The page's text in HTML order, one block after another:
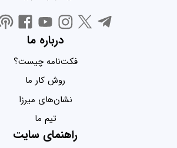
درباره ما
فکت‌نامه چیست؟
روش کار ما
نشان‌های میرزا
تیم ما
راهنمای سایت